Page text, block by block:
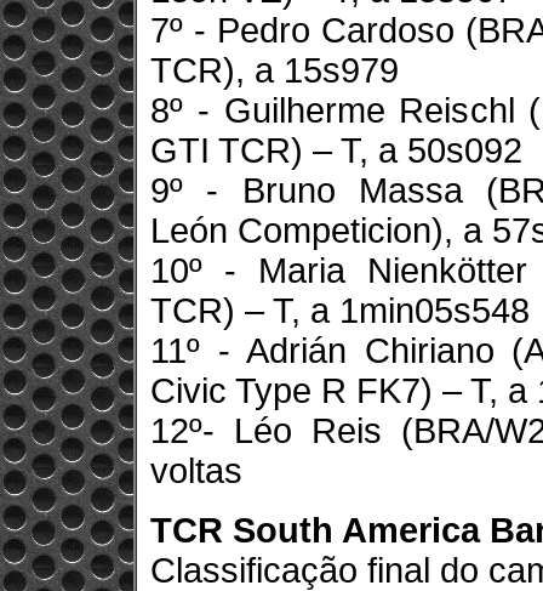
7º - Pedro Cardoso
TCR), a 15s979
8º - Guilherme Reischl
GTI TCR) – T, a 50s092
9º - Bruno Massa
León Competicion), a
10º - Maria Nienkötter
TCR) – T, a 1min05s548
11º - Adrián Chiriano
Civic Type R FK7) – T, a
12º- Léo Reis (BRA/
voltas
TCR South America
Classificação final do